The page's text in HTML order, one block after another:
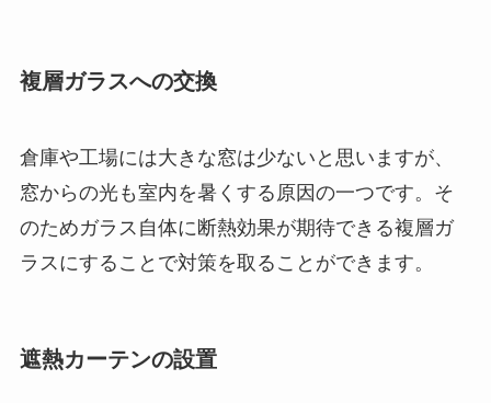
複層ガラスへの交換
倉庫や工場には大きな窓は少ないと思いますが、
窓からの光も室内を暑くする原因の一つです。そ
のためガラス自体に断熱効果が期待できる複層ガ
ラスにすることで対策を取ることができます。
遮熱カーテンの設置